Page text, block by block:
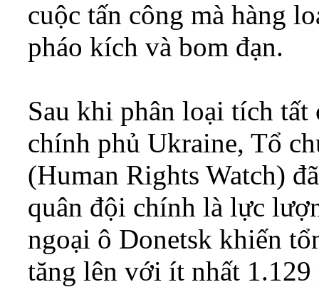
cuộc tấn công mà hàng
pháo kích và bom đạn.
Sau khi phân loại tích
chính phủ Ukraine, Tổ
(Human Rights Watch)
quân đội chính là lực
ngoại ô Donetsk khiến
tăng lên với ít nhất